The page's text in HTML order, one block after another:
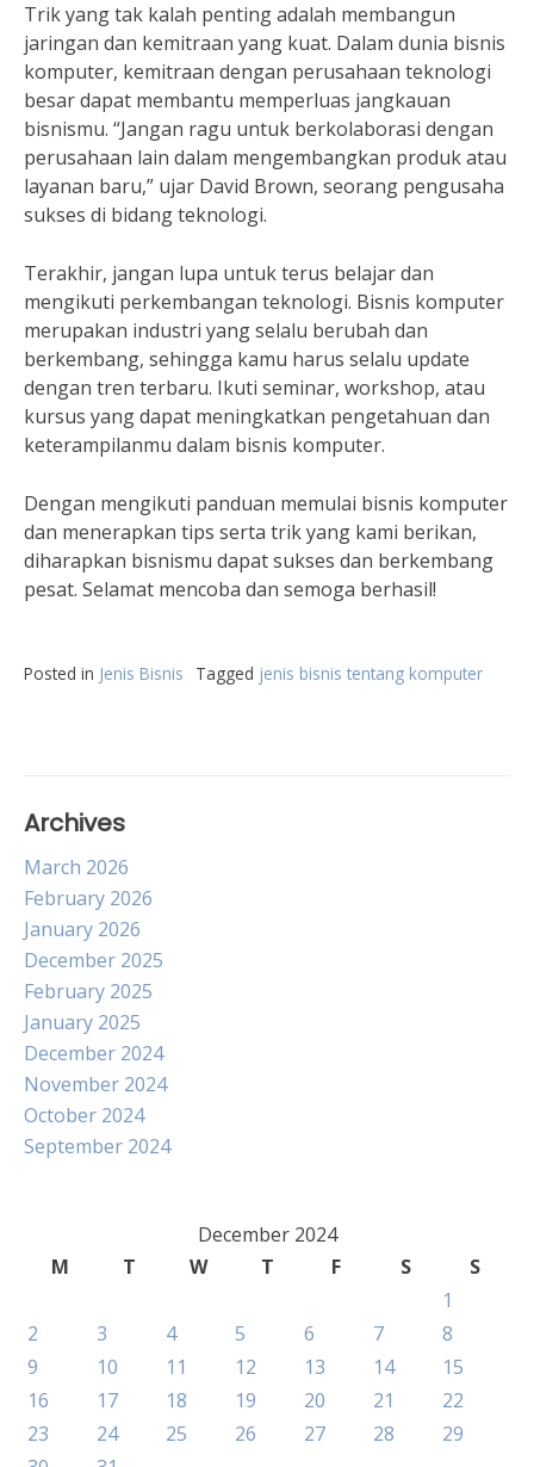
Trik yang tak kalah penting adalah membangun
jaringan dan kemitraan yang kuat. Dalam dunia bisnis
komputer, kemitraan dengan perusahaan teknologi
besar dapat membantu memperluas jangkauan
bisnismu. “Jangan ragu untuk berkolaborasi dengan
perusahaan lain dalam mengembangkan produk atau
layanan baru,” ujar David Brown, seorang pengusaha
sukses di bidang teknologi.
Terakhir, jangan lupa untuk terus belajar dan
mengikuti perkembangan teknologi. Bisnis komputer
merupakan industri yang selalu berubah dan
berkembang, sehingga kamu harus selalu update
dengan tren terbaru. Ikuti seminar, workshop, atau
kursus yang dapat meningkatkan pengetahuan dan
keterampilanmu dalam bisnis komputer.
Dengan mengikuti panduan memulai bisnis komputer
dan menerapkan tips serta trik yang kami berikan,
diharapkan bisnismu dapat sukses dan berkembang
pesat. Selamat mencoba dan semoga berhasil!
Posted in Jenis Bisnis Tagged jenis bisnis tentang komputer
Archives
March 2026
February 2026
January 2026
December 2025
February 2025
January 2025
December 2024
November 2024
October 2024
September 2024
December 2024
M
T W T F S
S
1
2
3 4 5 6 7
8
9
10 11 12 13 14
15
16
17 18 19 20 21
22
23
24 25 26 27 28
29